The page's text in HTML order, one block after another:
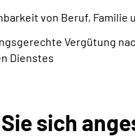
von Beruf, Familie
Vergütung
Dienstes
sich